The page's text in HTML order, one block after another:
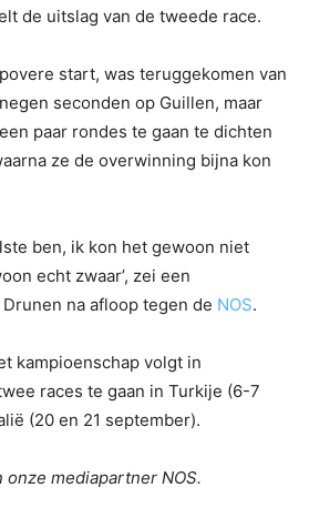
de uitslag van de tweede race.
start, was teruggekomen van
seconden op Guillen, maar
paar rondes te gaan te dichten
ze de overwinning bijna kon
ben, ik kon het gewoon niet
echt zwaar’, zei een
na afloop tegen de NOS.
kampioenschap volgt in
races te gaan in Turkije (6-7
(20 en 21 september).
onze mediapartner NOS.